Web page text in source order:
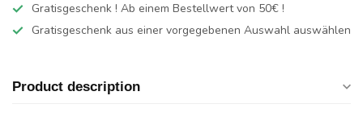
Gratisgeschenk ! Ab einem Bestellwert von 50€ !
Gratisgeschenk aus einer vorgegebenen Auswahl auswählen
Product description